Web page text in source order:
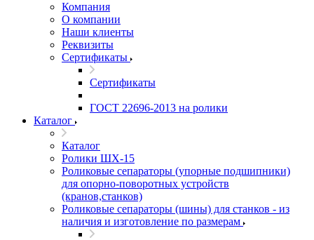
Компания
О компании
Наши клиенты
Реквизиты
Сертификаты
Сертификаты
ГОСТ 22696-2013 на ролики
Каталог
Каталог
Ролики ШХ-15
Роликовые сепараторы (упорные подшипники)
для опорно-поворотных устройств
(кранов,станков)
Роликовые сепараторы (шины) для станков - из
наличия и изготовление по размерам